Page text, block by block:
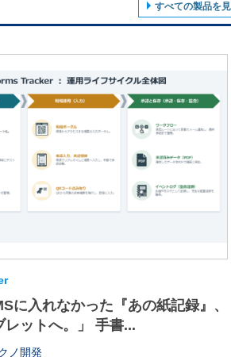
すべての製品を
に入れなかった『あの紙記録』、
レットへ。」 手書...
ノ開発